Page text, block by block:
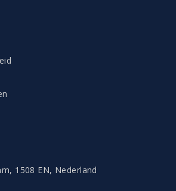
1508 EN, Nederland